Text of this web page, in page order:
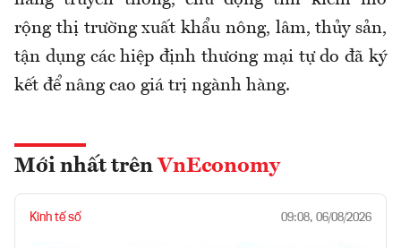
rộng thị trường xuất khẩu nông, lâm, thủy sản,
tận dụng các hiệp định thương mại tự do đã ký
kết để nâng cao giá trị ngành hàng.
Mới nhất trên VnEconomy
Kinh tế số 09:08, 06/08/2026